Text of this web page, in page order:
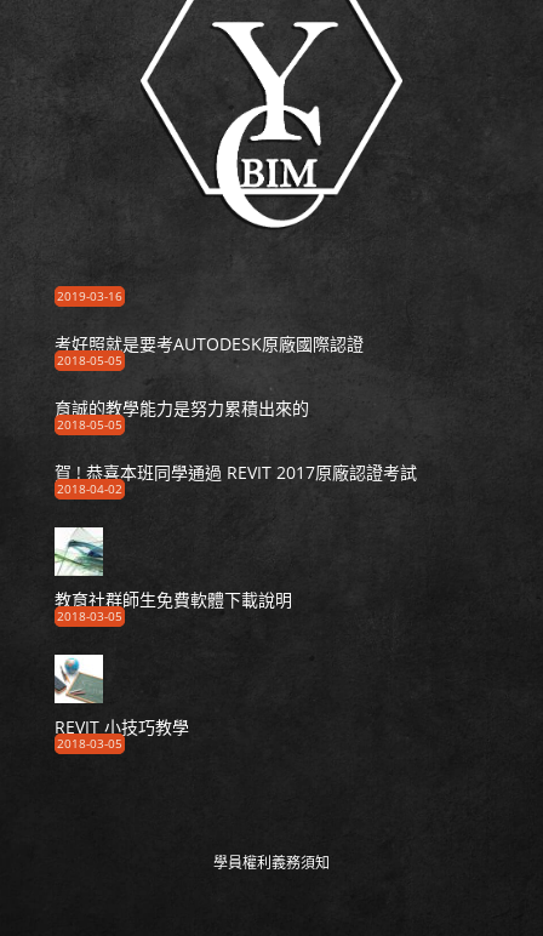
2019-03-16
考好照就是要考AUTODESK原廠國際認證
2018-05-05
育誠的教學能力是努力累積出來的
2018-05-05
賀 ! 恭喜本班同學通過 REVIT 2017原廠認證考試
2018-04-02
教育社群師生免費軟體下載說明
2018-03-05
REVIT 小技巧教學
2018-03-05
學員權利義務須知